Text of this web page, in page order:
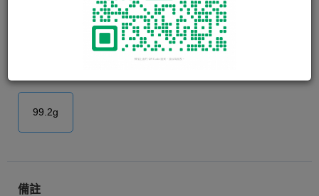
ACH 澳洲康樂堡 關節寶EX
Strongest Bone & Muscle Rub
99.2g
備註